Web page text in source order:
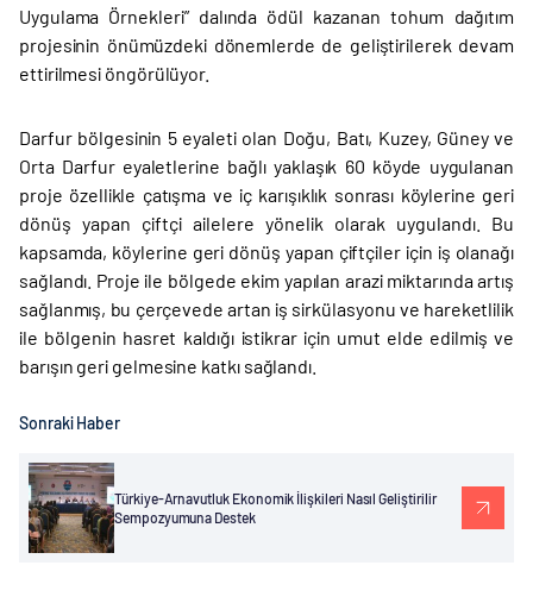
Uygulama Örnekleri” dalında ödül kazanan tohum dağıtım
projesinin önümüzdeki dönemlerde de geliştirilerek devam
ettirilmesi öngörülüyor.
Darfur bölgesinin 5 eyaleti olan Doğu, Batı, Kuzey, Güney ve
Orta Darfur eyaletlerine bağlı yaklaşık 60 köyde uygulanan
proje özellikle çatışma ve iç karışıklık sonrası köylerine geri
dönüş yapan çiftçi ailelere yönelik olarak uygulandı. Bu
kapsamda, köylerine geri dönüş yapan çiftçiler için iş olanağı
sağlandı. Proje ile bölgede ekim yapılan arazi miktarında artış
sağlanmış, bu çerçevede artan iş sirkülasyonu ve hareketlilik
ile bölgenin hasret kaldığı istikrar için umut elde edilmiş ve
barışın geri gelmesine katkı sağlandı.
Sonraki Haber
Türkiye-Arnavutluk Ekonomik İlişkileri Nasıl Geliştirilir
Sempozyumuna Destek